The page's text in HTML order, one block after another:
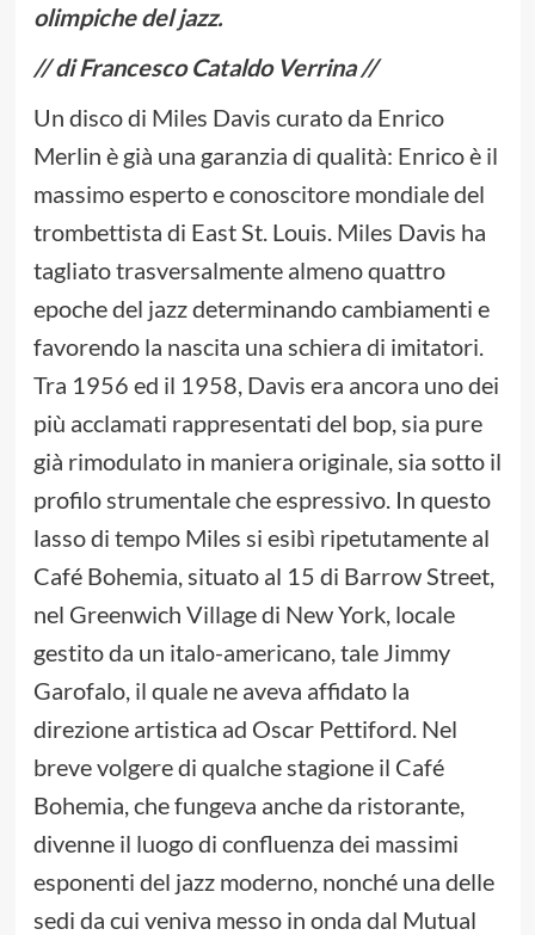
olimpiche del jazz.
// di Francesco Cataldo Verrina //
Un disco di Miles Davis curato da Enrico
Merlin è già una garanzia di qualità: Enrico è il
massimo esperto e conoscitore mondiale del
trombettista di East St. Louis. Miles Davis ha
tagliato trasversalmente almeno quattro
epoche del jazz determinando cambiamenti e
favorendo la nascita una schiera di imitatori.
Tra 1956 ed il 1958, Davis era ancora uno dei
più acclamati rappresentati del bop, sia pure
già rimodulato in maniera originale, sia sotto il
profilo strumentale che espressivo. In questo
lasso di tempo Miles si esibì ripetutamente al
Café Bohemia, situato al 15 di Barrow Street,
nel Greenwich Village di New York, locale
gestito da un italo-americano, tale Jimmy
Garofalo, il quale ne aveva affidato la
direzione artistica ad Oscar Pettiford. Nel
breve volgere di qualche stagione il Café
Bohemia, che fungeva anche da ristorante,
divenne il luogo di confluenza dei massimi
esponenti del jazz moderno, nonché una delle
sedi da cui veniva messo in onda dal Mutual